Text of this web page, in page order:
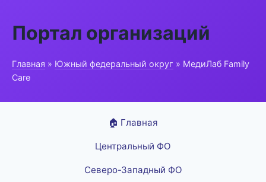
Портал организаций
Главная » Южный федеральный округ » МедиЛаб Family
Care
🏠 Главная
Центральный ФО
Северо-Западный ФО